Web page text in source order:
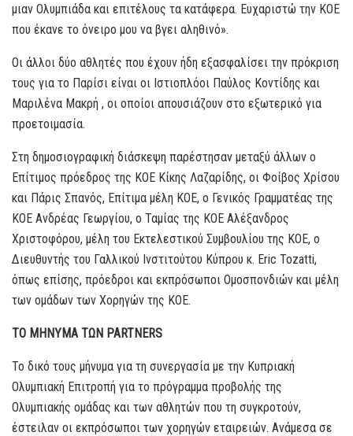
μιαν Ολυμπιάδα και επιτέλους τα κατάφερα. Ευχαριστώ την ΚΟΕ
που έκανε το όνειρο μου να βγει αληθινό».
Οι άλλοι δύο αθλητές που έχουν ήδη εξασφαλίσει την πρόκριση
τους για το Παρίσι είναι οι Ιστιοπλόοι Παύλος Κοντίδης και
Μαριλένα Μακρή , οι οποίοι απουσιάζουν στο εξωτερικό για
προετοιμασία.
Στη δημοσιογραφική διάσκεψη παρέστησαν μεταξύ άλλων ο
Eπίτιμος πρόεδρος της ΚΟΕ Κίκης Λαζαρίδης, οι Φοίβος Χρίσου
και Πάρις Σπανός, Επίτιμα μέλη ΚΟΕ, ο Γενικός Γραμματέας της
ΚΟΕ Ανδρέας Γεωργίου, ο Ταμίας της ΚΟΕ Αλέξανδρος
Χριστοφόρου, μέλη του Εκτελεστικού Συμβουλίου της ΚΟΕ, ο
Διευθυντής του Γαλλικού Ινστιτούτου Κύπρου κ. Eric Tozatti,
όπως επίσης, πρόεδροι και εκπρόσωποι Ομοσπονδιών και μέλη
των ομάδων των Χορηγών της ΚΟΕ.
ΤΟ ΜΗΝΥΜΑ ΤΩΝ PARTNERS
Το δικό τους μήνυμα για τη συνεργασία με την Κυπριακή
Ολυμπιακή Επιτροπή για το πρόγραμμα προβολής της
Ολυμπιακής ομάδας και των αθλητών που τη συγκροτούν,
έστειλαν οι εκπρόσωποι των χορηγών εταιρειών. Ανάμεσα σε